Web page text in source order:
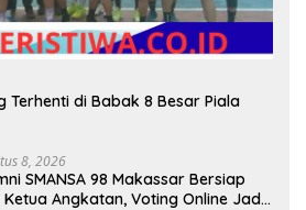
Terhenti di Babak 8 Besar Piala
8, 2026
SMANSA 98 Makassar Bersiap
Ketua Angkatan, Voting Online Jadi